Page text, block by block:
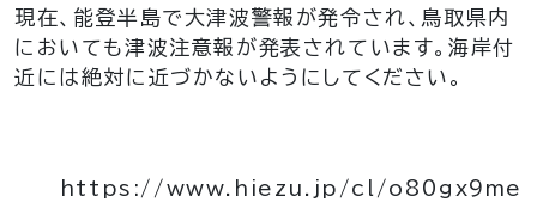
現在、能登半島で大津波警報が発令され、鳥取県内
においても津波注意報が発表されています。海岸付
近には絶対に近づかないようにしてください。
https://www.hiezu.jp/cl/o80gx9me